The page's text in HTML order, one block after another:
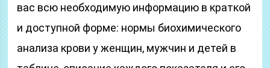
вас всю необходимую информацию в краткой
и доступной форме: нормы биохимического
анализа крови у женщин, мужчин и детей в